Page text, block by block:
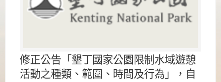
修正公告「墾丁國家公園限制水域遊憩
活動之種類、範圍、時間及行為」，自